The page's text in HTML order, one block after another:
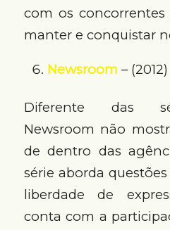
com os concorrentes
manter e conquistar
Newsroom –
Diferente das
Newsroom não
de dentro das
série aborda
liberdade de
conta com a